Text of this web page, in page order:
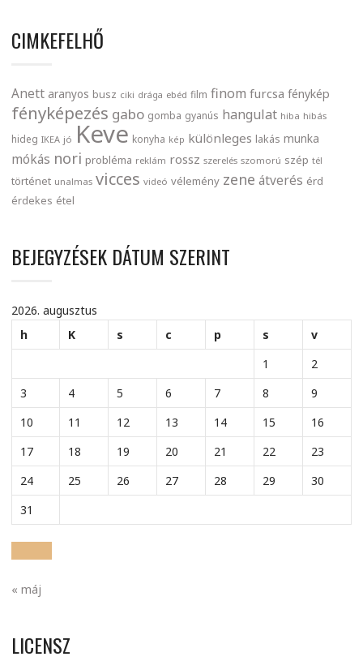
CIMKEFELHŐ
Anett aranyos busz ciki drága ebéd film finom furcsa fénykép
fényképezés gabo gomba gyanús hangulat hiba hibás
hideg IKEA jó Keve konyha kép különleges lakás munka
mókás nori probléma reklám rossz szerelés szomorú szép tél
történet unalmas vicces videó vélemény zene átverés érd
érdekes étel
BEJEGYZÉSEK DÁTUM SZERINT
2026. augusztus
h
K s c p s
v
1
2
3
4 5 6 7 8
9
10
11 12 13 14 15
16
17
18 19 20 21 22
23
24
25 26 27 28 29
30
31
« máj
LICENSZ